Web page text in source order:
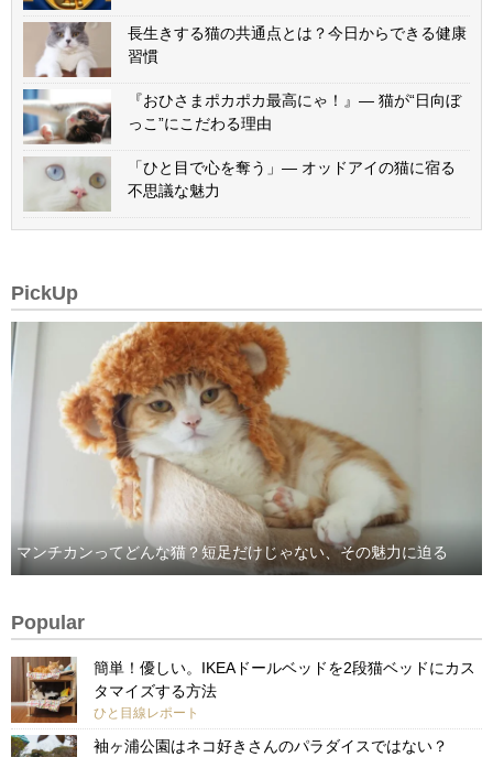
長生きする猫の共通点とは？今日からできる健康
習慣
『おひさまポカポカ最高にゃ！』— 猫が“日向ぼ
っこ”にこだわる理由
「ひと目で心を奪う」— オッドアイの猫に宿る
不思議な魅力
PickUp
マンチカンってどんな猫？短足だけじゃない、その魅力に迫る
Popular
簡単！優しい。IKEAドールベッドを2段猫ベッドにカス
タマイズする方法
ひと目線レポート
袖ヶ浦公園はネコ好きさんのパラダイスではない？